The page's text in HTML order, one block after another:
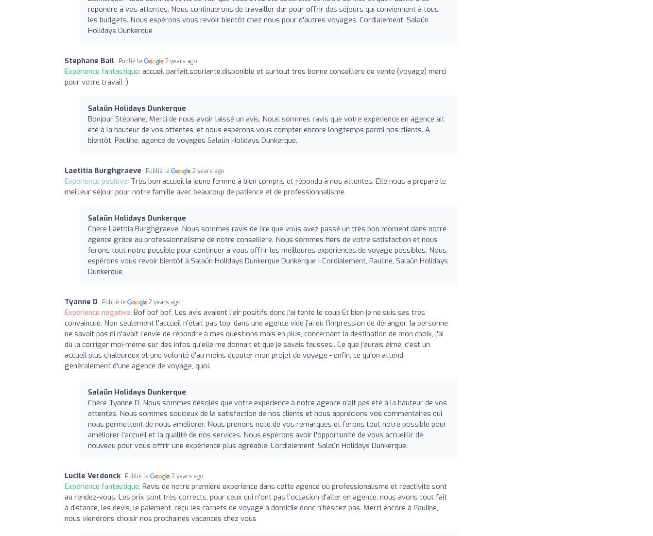
répondre à vos attentes. Nous continuerons de travailler dur pour offrir des séjours qui conviennent à tous
les budgets. Nous espérons vous revoir bientôt chez nous pour d'autres voyages. Cordialement, Salaün
Holidays Dunkerque
Stephane Bail Publié le 2 years ago
Expérience fantastique: accueil parfait,souriante,disponible et surtout tres bonne conseillere de vente (voyage) merci
pour votre travail ;)
Salaün Holidays Dunkerque
Bonjour Stéphane, Merci de nous avoir laissé un avis. Nous sommes ravis que votre expérience en agence ait
été à la hauteur de vos attentes, et nous espérons vous compter encore longtemps parmi nos clients. A
bientôt. Pauline, agence de voyages Salaün Holidays Dunkerque.
Laetitia Burghgraeve Publié le 2 years ago
Expérience positive: Très bon accueil,la jeune femme à bien compris et répondu à nos attentes. Elle nous a préparé le
meilleur séjour pour notre famille avec beaucoup de patience et de professionnalisme.
Salaün Holidays Dunkerque
Chère Laetitia Burghgraeve, Nous sommes ravis de lire que vous avez passé un très bon moment dans notre
agence grâce au professionnalisme de notre conseillère. Nous sommes fiers de votre satisfaction et nous
ferons tout notre possible pour continuer à vous offrir les meilleures expériences de voyage possibles. Nous
espérons vous revoir bientôt à Salaün Holidays Dunkerque Dunkerque ! Cordialement, Pauline, Salaün Holidays
Dunkerque.
Tyanne D Publié le 2 years ago
Expérience négative: Bof bof bof. Les avis avaient l'air positifs donc j'ai tenté le coup Et bien je ne suis sas très
convaincue. Non seulement l'accueil n'était pas top; dans une agence vide j'ai eu l'impression de déranger, la personne
ne savait pas ni n'avait l'envie de répondre à mes questions mais en plus, concernant la destination de mon choix, j'ai
dû la corriger moi-même sur des infos qu'elle me donnait et que je savais fausses.. Ce que j'aurais aimé, c'est un
accueil plus chaleureux et une volonté d'au moins écouter mon projet de voyage - enfin, ce qu'on attend
généralement d'une agence de voyage, quoi.
Salaün Holidays Dunkerque
Chère Tyanne D, Nous sommes désolés que votre expérience à notre agence n'ait pas été à la hauteur de vos
attentes. Nous sommes soucieux de la satisfaction de nos clients et nous apprécions vos commentaires qui
nous permettent de nous améliorer. Nous prenons note de vos remarques et ferons tout notre possible pour
améliorer l'accueil et la qualité de nos services. Nous espérons avoir l'opportunité de vous accueillir de
nouveau pour vous offrir une expérience plus agréable. Cordialement, Salaün Holidays Dunkerque.
Lucile Verdonck Publié le 2 years ago
Expérience fantastique: Ravis de notre première expérience dans cette agence où professionalisme et réactivité sont
au rendez-vous. Les prix sont très corrects, pour ceux qui n'ont pas l'occasion d'aller en agence, nous avons tout fait
à distance, les devis, le paiement, reçu les carnets de voyage à domicile donc n'hésitez pas. Merci encore à Pauline,
nous viendrons choisir nos prochaines vacances chez vous